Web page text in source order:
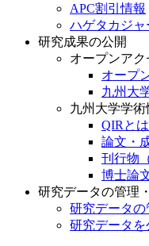
APC割引情報
ハゲタカジャ
研究成果の公開
オープンアク
オープ
九州大
九州大学学術
QIRとは
論文・
刊行物
博士論
研究データの管理
研究データ
研究データを